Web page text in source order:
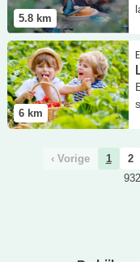
5.8 km
6 km
Lees meer Landwinkel
‹ Vorige 1 2